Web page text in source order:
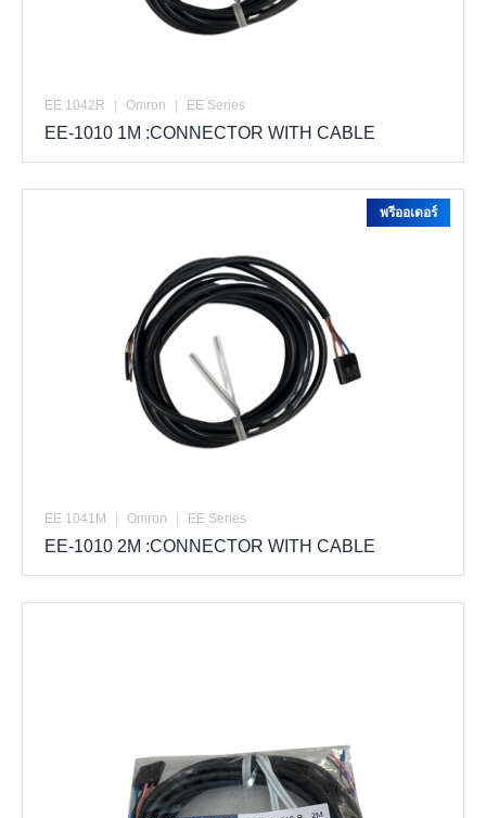
EE 1042R Omron EE Series
EE-1010 1M :CONNECTOR WITH CABLE
EE 1041M Omron EE Series
EE-1010 2M :CONNECTOR WITH CABLE
พรีออเดอร์